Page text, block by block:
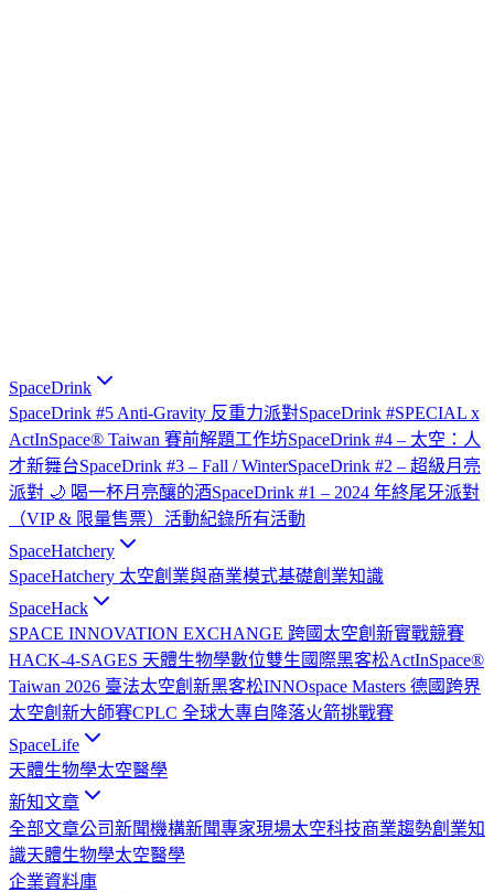
SpaceDrink
SpaceDrink #5 Anti-Gravity 反重力派對SpaceDrink #SPECIAL x
ActInSpace® Taiwan 賽前解題工作坊SpaceDrink #4 – 太空：人
才新舞台SpaceDrink #3 – Fall / WinterSpaceDrink #2 – 超級月亮
派對 🌙 喝一杯月亮釀的酒SpaceDrink #1 – 2024 年終尾牙派對
（VIP & 限量售票） 活動紀錄所有活動
SpaceHatchery
SpaceHatchery 太空創業與商業模式基礎創業知識
SpaceHack
SPACE INNOVATION EXCHANGE 跨國太空創新實戰競賽
HACK-4-SAGES 天體生物學數位雙生國際黑客松ActInSpace®
Taiwan 2026 臺法太空創新黑客松INNOspace Masters 德國跨界
太空創新大師賽CPLC 全球大專自降落火箭挑戰賽
SpaceLife
天體生物學太空醫學
新知文章
全部文章公司新聞機構新聞專家現場太空科技商業趨勢創業知
識天體生物學太空醫學
企業資料庫